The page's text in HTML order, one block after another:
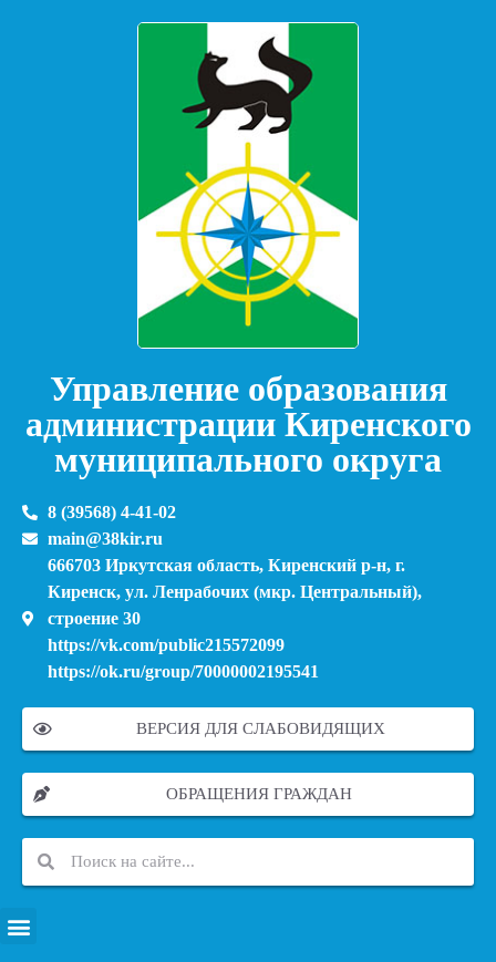
Управление образования
администрации Киренского
муниципального округа
8 (39568) 4-41-02
main@38kir.ru
666703 Иркутская область, Киренский р-н, г.
Киренск, ул. Ленрабочих (мкр. Центральный),
строение 30
https://vk.com/public215572099
https://ok.ru/group/70000002195541
ВЕРСИЯ ДЛЯ СЛАБОВИДЯЩИХ
ОБРАЩЕНИЯ ГРАЖДАН